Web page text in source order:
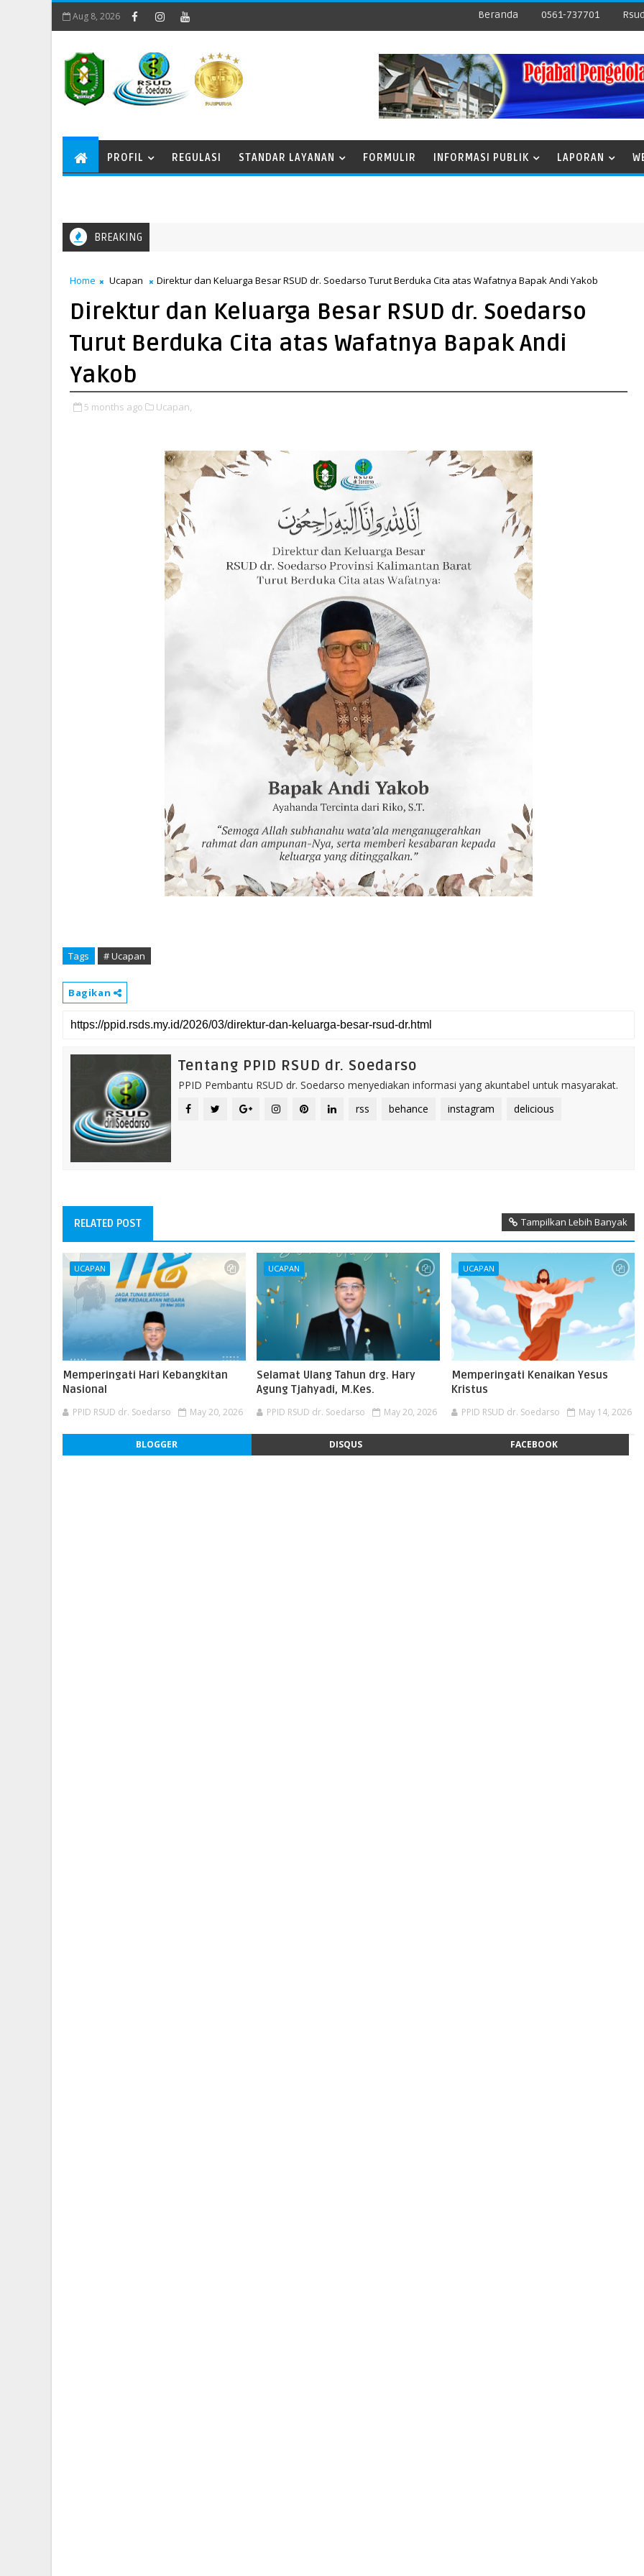
Aug 8, 2026 Beranda 0561-737701
PROFIL REGULASI STANDAR LAYANAN FORMULIR INFORMASI PUBLIK LAPORAN
BREAKING
Home Ucapan Direktur dan Keluarga Besar RSUD dr. Soedarso Turut Berduka Cita atas Wafatnya Bapak Andi Yakob
Direktur dan Keluarga Besar RSUD dr. Soedarso
Turut Berduka Cita atas Wafatnya Bapak Andi
Yakob
5 months ago Ucapan,
Tags # Ucapan
Bagikan
Tentang PPID RSUD dr. Soedarso
PPID Pembantu RSUD dr. Soedarso menyediakan informasi yang akuntabel untuk masyarakat.
rss
behance instagram delicious
RELATED POST Tampilkan Lebih Banyak
UCAPAN
Memperingati Hari Kebangkitan
Nasional
PPID RSUD dr. Soedarso May 20, 2026
UCAPAN
Selamat Ulang Tahun drg. Hary
Agung Tjahyadi, M.Kes.
PPID RSUD dr. Soedarso May 20, 2026
UCAPAN
Memperingati Kenaikan Yesus
Kristus
PPID RSUD dr. Soedarso May 14, 2026
BLOGGER DISQUS FACEBOOK